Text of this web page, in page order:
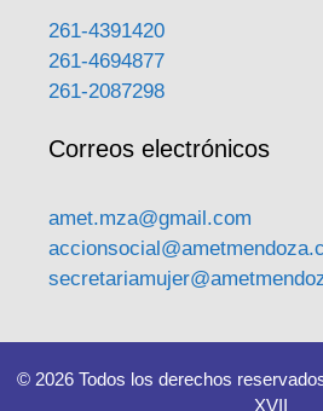
261-4391420
261-4694877
261-2087298
Correos electrónicos
amet.mza@gmail.com
© 2026 Todos los derechos
XVII